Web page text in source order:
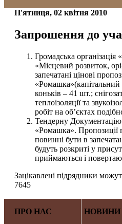
П'ятниця, 02 квітня 2010
Запрошення до
Громадська
«Місцевий розвиток,
запечатані цінові
коньків – 41 шт.;
теплоізоляції та
робіт на об’єктах
Тендерну
«Ромашка». Пропозиції
повинні бути в
будуть розкриті у
приймаються і
Зацікавлені підрядники
7645
ПРО НАС
НОВИНИ